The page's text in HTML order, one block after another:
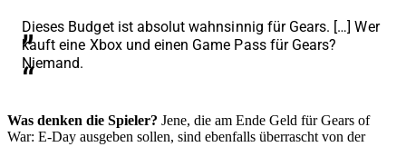
Dieses Budget ist absolut wahnsinnig für Gears. […] Wer
kauft eine Xbox und einen Game Pass für Gears?
Niemand.
Was denken die Spieler? Jene, die am Ende Geld für Gears of
War: E-Day ausgeben sollen, sind ebenfalls überrascht von der